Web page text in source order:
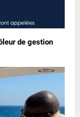
de gestion